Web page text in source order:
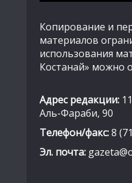
Копирование и
материалов
использования
Костанай» можно
Адрес редакции:
Аль-Фараби, 90
Телефон/факс:8
Эл. почта: